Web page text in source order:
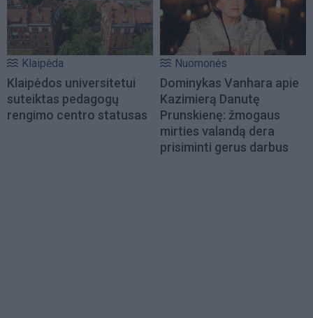
Klaipėda
Klaipėdos universitetui
suteiktas pedagogų
rengimo centro statusas
Nuomonės
Dominykas Vanhara apie
Kazimierą Danutę
Prunskienę: žmogaus
mirties valandą dera
prisiminti gerus darbus